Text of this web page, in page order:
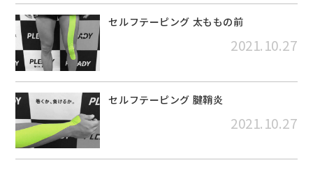
セルフテーピング 太ももの前
2021.10.27
セルフテーピング 腱鞘炎
2021.10.27